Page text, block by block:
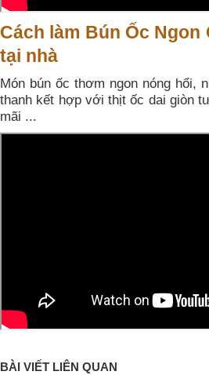
Cách làm Bún Ốc Ngon
tại nhà
Món bún ốc thơm ngon nóng hổi,
thanh kết hợp với thịt ốc dai giòn
mãi ...
BÀI VIẾT LIÊN QUAN